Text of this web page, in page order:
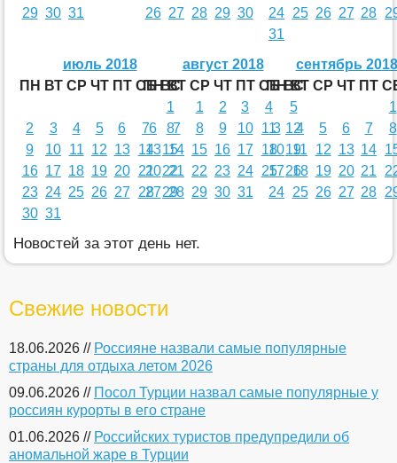
29 30 31
26 27 28 29 30
24 25 26 27 28
31
июль 2018
ПН ВТ СР ЧТ ПТ СБ ВС
1
2
3 4 5 6 7
8
9
10 11 12 13 14
15
16 17 18 19 20 21
22
23 24 25 26 27 28
29
30 31
август 2018
ПН ВТ СР ЧТ ПТ СБ ВС
1
2 3 4
5
6
7 8 9 10 11
12
13 14 15 16 17 18
19
20 21 22 23 24 25
26
27 28 29 30 31
сентябрь 2018
ПН ВТ СР ЧТ ПТ
1
3
4 5 6 7
8
10 11 12 13 14
17 18 19 20 21
24 25 26 27 28
Новостей за этот день нет.
Свежие новости
18.06.2026 // Россияне назвали самые популярные
страны для отдыха летом 2026
09.06.2026 // Посол Турции назвал самые популярные у
россиян курорты в его стране
01.06.2026 // Российских туристов предупредили об
аномальной жаре в Турции